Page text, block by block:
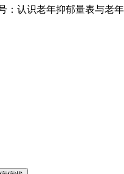
：认识老年抑郁量表与老